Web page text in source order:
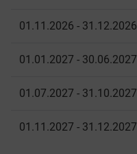
01.11.2026 - 31.12.2026
01.01.2027 - 30.06.2027
01.07.2027 - 31.10.2027
01.11.2027 - 31.12.2027